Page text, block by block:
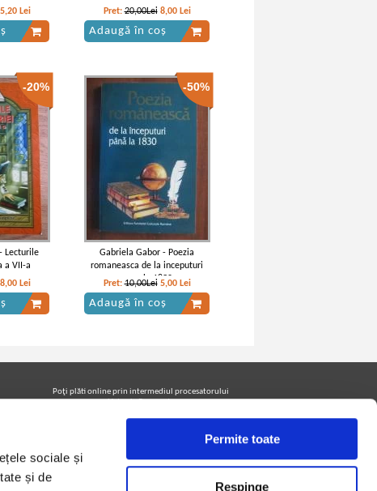
sociale și
și de
Permite toate
Respinge
5,20 Lei
Pret:20,00Lei 8,00 Lei
Adaugă în coș
-20%
Lecturile
a VII-a
8,00 Lei
-50%
Gabriela Gabor - Poezia
romaneasca de la inceputuri
pana la 1830
Pret:10,00Lei 5,00 Lei
Adaugă în coș
Poţi plăti online prin intermediul procesatorului
Netopia Payments
Urmăreşte-ne pe facebook pentru a fi la curent cu
promoţiile PrintreCarti.ro